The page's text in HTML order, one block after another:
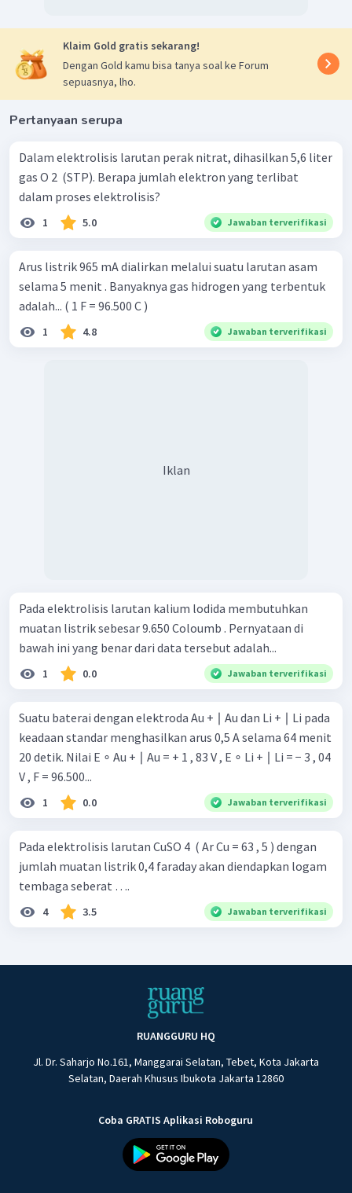
Klaim Gold gratis sekarang!
Dengan Gold kamu bisa tanya soal ke Forum
sepuasnya, lho.
Pertanyaan serupa
Dalam elektrolisis larutan perak nitrat, dihasilkan 5,6 liter
gas O 2 ​ (STP). Berapa jumlah elektron yang terlibat
dalam proses elektrolisis?
1 5.0 Jawaban terverifikasi
Arus listrik 965 mA dialirkan melalui suatu larutan asam
selama 5 menit . Banyaknya gas hidrogen yang terbentuk
adalah... ( 1 F = 96.500 C )
1 4.8 Jawaban terverifikasi
Iklan
Pada elektrolisis larutan kalium lodida membutuhkan
muatan listrik sebesar 9.650 Coloumb . Pernyataan di
bawah ini yang benar dari data tersebut adalah...
1 0.0 Jawaban terverifikasi
Suatu baterai dengan elektroda Au + ∣ Au dan Li + ∣ Li pada
keadaan standar menghasilkan arus 0,5 A selama 64 menit
20 detik. Nilai E ∘ Au + ∣ Au = + 1 , 83 V , E ∘ Li + ∣ Li = − 3 , 04
V , F = 96.500...
1 0.0 Jawaban terverifikasi
Pada elektrolisis larutan CuSO 4 ​ ( Ar Cu = 63 , 5 ) dengan
jumlah muatan listrik 0,4 faraday akan diendapkan logam
tembaga seberat ….
4 3.5 Jawaban terverifikasi
RUANGGURU HQ
Jl. Dr. Saharjo No.161, Manggarai Selatan, Tebet, Kota Jakarta
Selatan, Daerah Khusus Ibukota Jakarta 12860
Coba GRATIS Aplikasi Roboguru